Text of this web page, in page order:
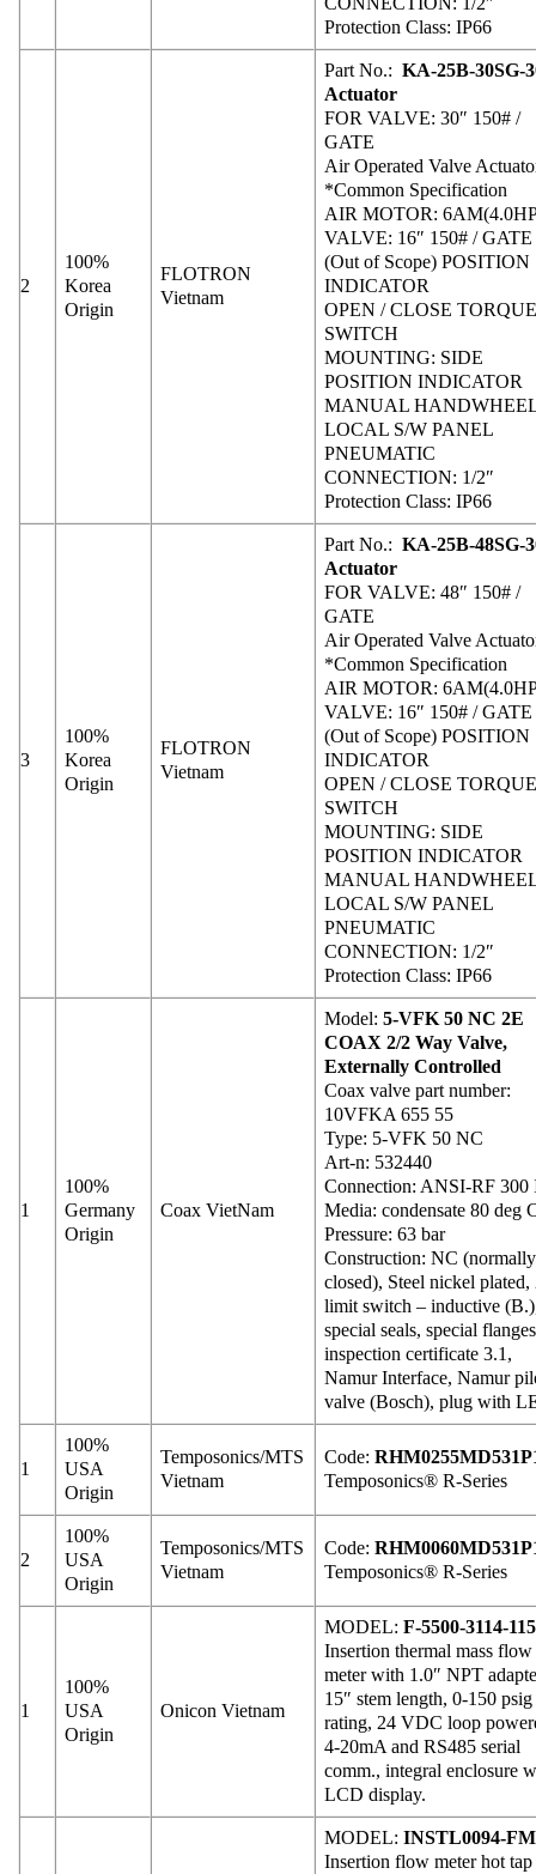
Protection Class: IP66
2
100%
Korea
Origin
FLOTRON
Vietnam
Part No.: KA-25B-30SG-
Actuator
FOR VALVE: 30″ 150# /
GATE
Air Operated Valve
*Common Specification
AIR MOTOR:
VALVE: 16″ 150# / GATE
(Out of Scope) POSITION
INDICATOR
OPEN / CLOSE
SWITCH
MOUNTING: SIDE
POSITION INDICATOR
MANUAL
LOCAL S/W PANEL
PNEUMATIC
CONNECTION: 1/2″
Protection Class: IP66
3
100%
Korea
Origin
FLOTRON
Vietnam
Part No.: KA-25B-48SG-
Actuator
FOR VALVE: 48″ 150# /
GATE
Air Operated Valve
*Common Specification
AIR MOTOR:
VALVE: 16″ 150# / GATE
(Out of Scope) POSITION
INDICATOR
OPEN / CLOSE
SWITCH
MOUNTING: SIDE
POSITION INDICATOR
MANUAL
LOCAL S/W PANEL
PNEUMATIC
CONNECTION: 1/2″
Protection Class: IP66
1
100%
Germany
Origin
Coax VietNam
Model:5-VFK 50 NC 2E
COAX 2/2 Way Valve,
Externally Controlled
Coax valve part number:
10VFKA 655 55
Type: 5-VFK 50 NC
Art-n: 532440
Connection: ANSI-RF 300
Media: condensate 80 deg
Pressure: 63 bar
Construction: NC (normally
closed), Steel nickel plated,
limit switch – inductive
special seals, special
inspection certificate 3.1,
Namur Interface, Namur
valve (Bosch), plug with
1
100%
USA
Origin
Temposonics/MTS
Vietnam
Code:
Temposonics® R-Series
2
100%
USA
Origin
Temposonics/MTS
Vietnam
Code:
Temposonics® R-Series
1
100%
USA
Origin
Onicon Vietnam
MODEL:F-5500-3114-
Insertion thermal mass flow
meter with 1.0″ NPT
15″ stem length, 0-150 psig
rating, 24 VDC loop
4-20mA and RS485 serial
comm., integral enclosure
LCD display.
MODEL:INSTL0094-
Insertion flow meter hot tap